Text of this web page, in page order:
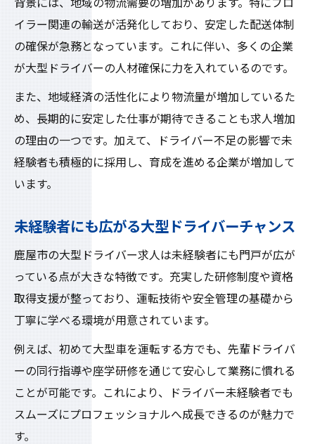
背景には、地域の物流需要の増加があります。特にブロ
イラー関連の輸送が活発化しており、安定した配送体制
の確保が急務となっています。これに伴い、多くの企業
が大型ドライバーの人材確保に力を入れているのです。
また、地域経済の活性化により物流量が増加しているた
め、長期的に安定した仕事が期待できることも求人増加
の理由の一つです。加えて、ドライバー不足の影響で未
経験者も積極的に採用し、育成を進める企業が増加して
います。
未経験者にも広がる大型ドライバーチャンス
鹿屋市の大型ドライバー求人は未経験者にも門戸が広が
っている点が大きな特徴です。充実した研修制度や資格
取得支援が整っており、運転技術や安全管理の基礎から
丁寧に学べる環境が用意されています。
例えば、初めて大型車を運転する方でも、先輩ドライバ
ーの同行指導や座学研修を通じて安心して業務に慣れる
ことが可能です。これにより、ドライバー未経験者でも
スムーズにプロフェッショナルへ成長できるのが魅力で
す。